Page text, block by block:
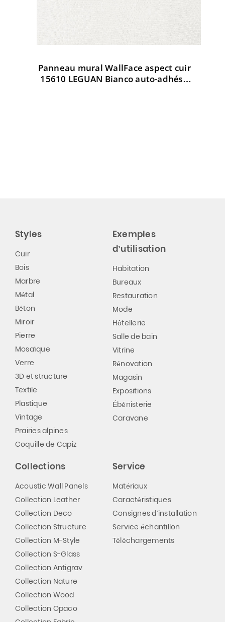
Panneau mural WallFace aspect cuir
15610 LEGUAN Bianco auto-adhésif
Styles
Cuir
Bois
Marbre
Métal
Béton
Miroir
Pierre
Mosaïque
Verre
3D et structure
Textile
Plastique
Vintage
Prairies alpines
Coquille de Capiz
Exemples
d’utilisation
Habitation
Bureaux
Restauration
Mode
Hôtellerie
Salle de bain
Vitrine
Rénovation
Magasin
Expositions
Ébénisterie
Caravane
Collections
Acoustic Wall Panels
Collection Leather
Collection Deco
Collection Structure
Collection M-Style
Collection S-Glass
Collection Antigrav
Collection Nature
Collection Wood
Collection Opaco
Service
Matériaux
Caractéristiques
Consignes d’installation
Service échantillon
Téléchargements